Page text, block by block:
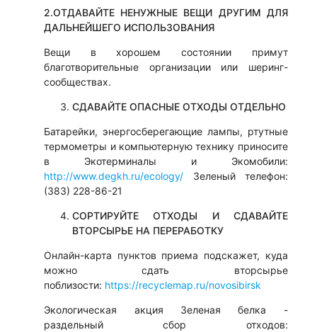
2.ОТДАВАЙТЕ НЕНУЖНЫЕ ВЕЩИ ДРУГИМ ДЛЯ
ДАЛЬНЕЙШЕГО ИСПОЛЬЗОВАНИЯ
Вещи в хорошем состоянии примут
благотворительные организации или шеринг-
сообществах.
СДАВАЙТЕ ОПАСНЫЕ ОТХОДЫ ОТДЕЛЬНО
Батарейки, энергосберегающие лампы, ртутные
термометры и компьютерную технику приносите
в Экотерминалы и Экомобили:
http://www.degkh.ru/ecology/
Зеленый телефон:
(383) 228-86-21
СОРТИРУЙТЕ ОТХОДЫ И СДАВАЙТЕ
ВТОРСЫРЬЕ НА ПЕРЕРАБОТКУ
Онлайн-карта пунктов приема подскажет, куда
можно сдать вторсырье
поблизости: https://recyclemap.ru/novosibirsk
Экологическая акция Зеленая белка -
раздельный сбор отходов: